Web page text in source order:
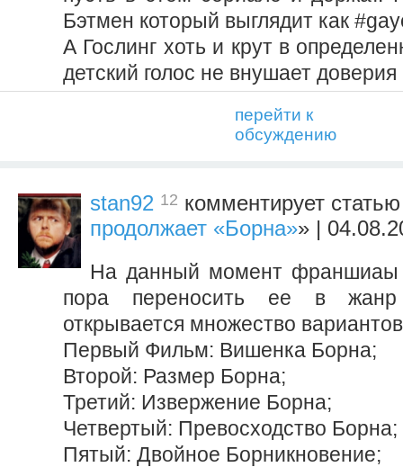
Бэтмен который выглядит как
А Гослинг хоть и крут в
детский голос не внушает доверия
перейти к
обсуждению
stan92 12 комментирует
продолжает «Борна»» |
На данный момент франшиаы
пора переносить ее в
открывается множество
Первый Фильм: Вишенка Борна;
Второй: Размер Борна;
Третий: Извержение Борнa;
Четвертый: Превосходство Борна;
Пятый: Двойное Борникновение;